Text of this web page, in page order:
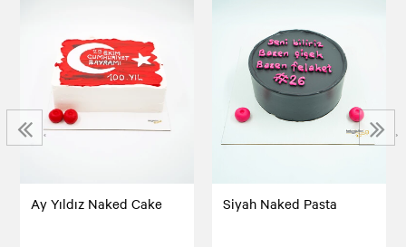
Ay Yıldız Naked Cake Siyah Naked Pasta
‹ ›